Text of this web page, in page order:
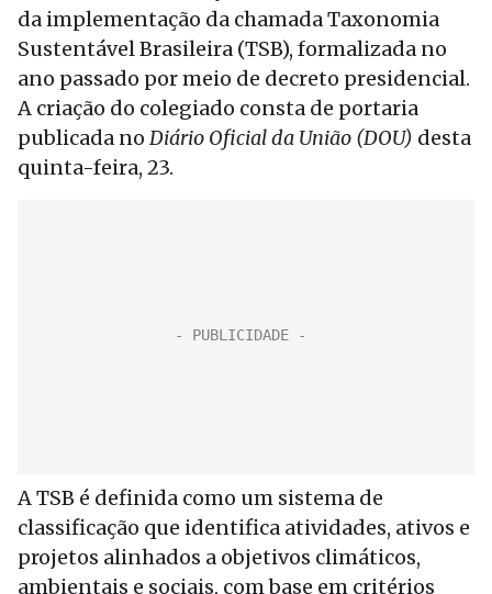
da implementação da chamada Taxonomia
Sustentável Brasileira (TSB), formalizada no
ano passado por meio de decreto presidencial.
A criação do colegiado consta de portaria
publicada no Diário Oficial da União (DOU) desta
quinta-feira, 23.
A TSB é definida como um sistema de
classificação que identifica atividades, ativos e
projetos alinhados a objetivos climáticos,
ambientais e sociais, com base em critérios